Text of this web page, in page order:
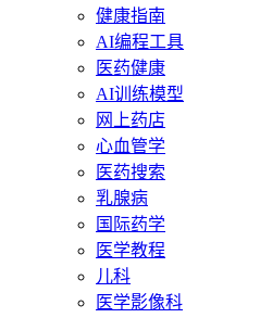
健康指南
AI编程工具
医药健康
AI训练模型
网上药店
心血管学
医药搜索
乳腺病
国际药学
医学教程
儿科
医学影像科